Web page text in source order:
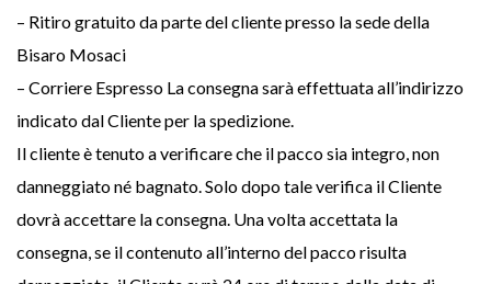
– Ritiro gratuito da parte del cliente presso la sede della
Bisaro Mosaci
– Corriere Espresso La consegna sarà effettuata all’indirizzo
indicato dal Cliente per la spedizione.
Il cliente è tenuto a verificare che il pacco sia integro, non
danneggiato né bagnato. Solo dopo tale verifica il Cliente
dovrà accettare la consegna. Una volta accettata la
consegna, se il contenuto all’interno del pacco risulta